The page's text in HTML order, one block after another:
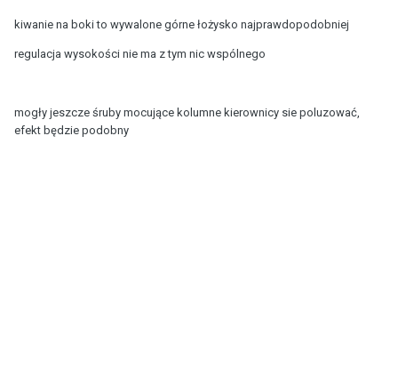
kiwanie na boki to wywalone górne łożysko najprawdopodobniej
regulacja wysokości nie ma z tym nic wspólnego
mogły jeszcze śruby mocujące kolumne kierownicy sie poluzować,
efekt będzie podobny